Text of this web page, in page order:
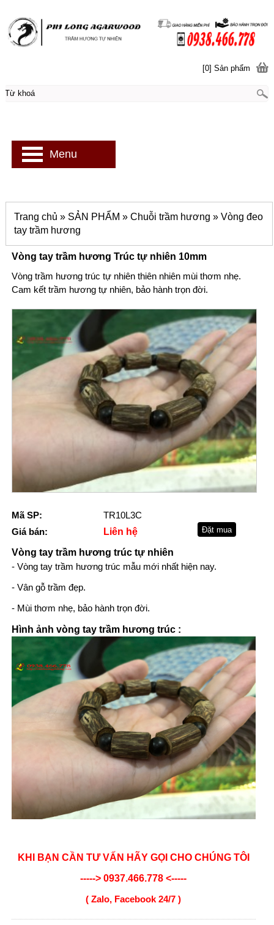
Vòng tay trầm hương Trúc tự nhiên 10mm
Vòng trầm hương trúc tự nhiên thiên nhiên mùi thơm nhẹ.
Cam kết trầm hương tự nhiên, bảo hành trọn đời.
Mã SP:
TR10L3C
Giá bán:
Liên hệ
Vòng tay trầm hương trúc tự nhiên
- Vòng tay trầm hươngtrúc mẫu mới nhất hiện nay.
- Vân gỗ trầm đẹp.
- Mùi thơm nhẹ, bảo hành trọn đời.
Hình ảnh vòng tay trầm hương trúc :
KHI BẠN CẦN TƯ VẤN HÃY GỌI CHO CHÚNG TÔI
-----> 0937.466.778 <-----
( Zalo, Facebook 24/7 )
Trang chủ » SẢN PHẨM » Chuỗi trầm hương » Vòng đeo
tay trầm hương
[0] Sản phẩm
Menu